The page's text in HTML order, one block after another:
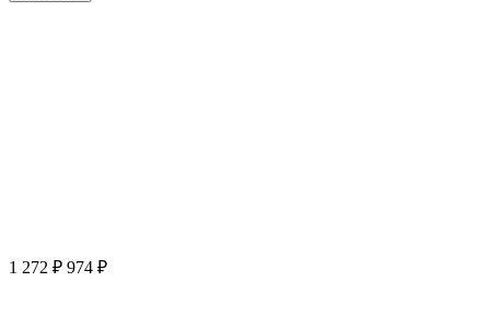
1 272 ₽ 974 ₽